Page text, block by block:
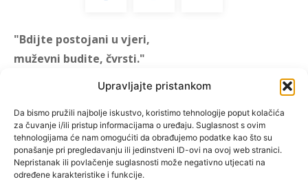
Upravljajte pristankom
Da bismo pružili najbolje iskustvo, koristimo tehnologije poput kolačića
za čuvanje i/ili pristup informacijama o uređaju. Suglasnost s ovim
tehnologijama će nam omogućiti da obrađujemo podatke kao što su
ponašanje pri pregledavanju ili jedinstveni ID-ovi na ovoj web stranici.
Nepristanak ili povlačenje suglasnosti može negativno utjecati na
određene karakteristike i funkcije.
"Bdijte postojani u vjeri,
muževni budite, čvrsti."
"Muževni budite" prvi je
hrvatski portal za katoličke
muškarce koji pokušava
reafirmirati u današnje
vrijeme itekako narušen